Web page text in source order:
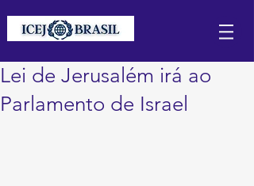
Lei de Jerusalém irá ao
Parlamento de Israel